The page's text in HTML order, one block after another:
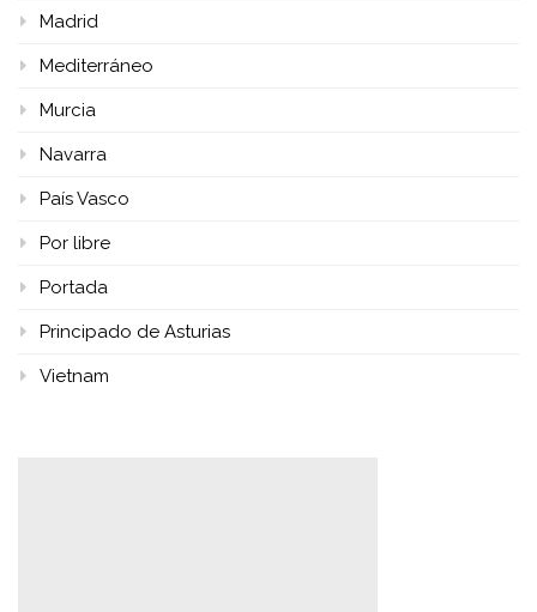
Madrid
Mediterráneo
Murcia
Navarra
País Vasco
Por libre
Portada
Principado de Asturias
Vietnam